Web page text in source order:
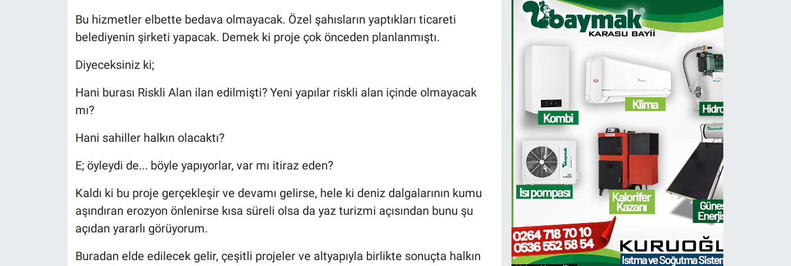
Bu hizmetler elbette bedava olmayacak. Özel şahısların yaptıkları ticareti
belediyenin şirketi yapacak. Demek ki proje çok önceden planlanmıştı.
Diyeceksiniz ki;
Hani burası Riskli Alan ilan edilmişti? Yeni yapılar riskli alan içinde olmayacak
mı?
Hani sahiller halkın olacaktı?
E; öyleydi de... böyle yapıyorlar, var mı itiraz eden?
Kaldı ki bu proje gerçekleşir ve devamı gelirse, hele ki deniz dalgalarının kumu
aşındıran erozyon önlenirse kısa süreli olsa da yaz turizmi açısından bunu şu
açıdan yararlı görüyorum.
Buradan elde edilecek gelir, çeşitli projeler ve altyapıyla birlikte sonuçta halkın